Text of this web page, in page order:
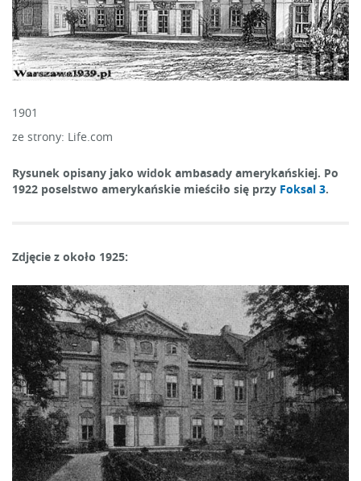
1901
ze strony: Life.com
Rysunek opisany jako widok ambasady amerykańskiej. Po
1922 poselstwo amerykańskie mieściło się przy Foksal 3.
Zdjęcie z około 1925: